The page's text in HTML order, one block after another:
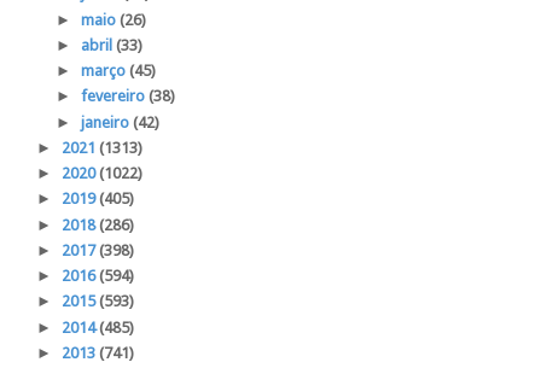
► maio (26)
► abril (33)
► março (45)
► fevereiro (38)
► janeiro (42)
► 2021 (1313)
► 2020(1022)
► 2019(405)
► 2018(286)
► 2017(398)
► 2016(594)
► 2015(593)
► 2014(485)
► 2013 (741)